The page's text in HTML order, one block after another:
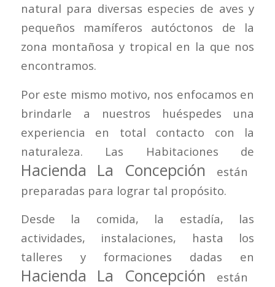
natural para diversas especies de aves y
pequeños mamíferos autóctonos de la
zona montañosa y tropical en la que nos
encontramos.
Por este mismo motivo, nos enfocamos en
brindarle a nuestros huéspedes una
experiencia en total contacto con la
naturaleza. Las Habitaciones de
Hacienda La Concepción
están
preparadas para lograr tal propósito.
Desde la comida, la estadía, las
actividades, instalaciones, hasta los
talleres y formaciones dadas en
Hacienda La Concepción
están